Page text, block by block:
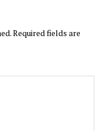
Required fields are